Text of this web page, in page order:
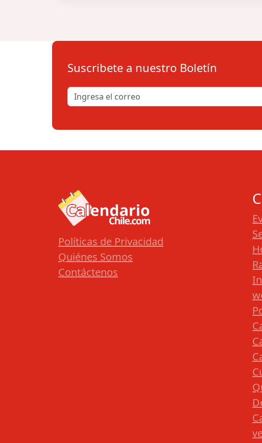
Suscribete a nuestro Boletín
Políticas de Privacidad
Quiénes Somos
Contáctenos